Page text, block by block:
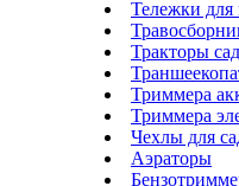
Тележки для
Тракторы
Триммера
Триммера
Чехлы для
Аэраторы